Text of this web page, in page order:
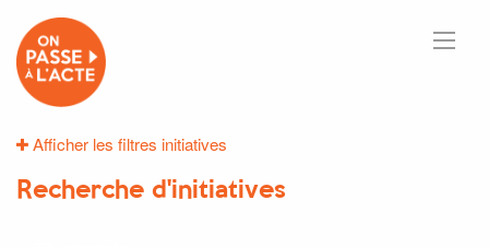
Afficher les filtres initiatives
Recherche d'initiatives